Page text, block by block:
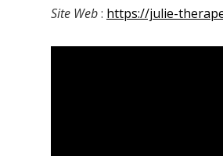
Site Web: https://julie-